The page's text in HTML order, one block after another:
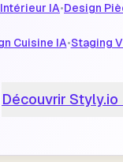
IA•Design
Cuisine IA•Staging
Découvrir